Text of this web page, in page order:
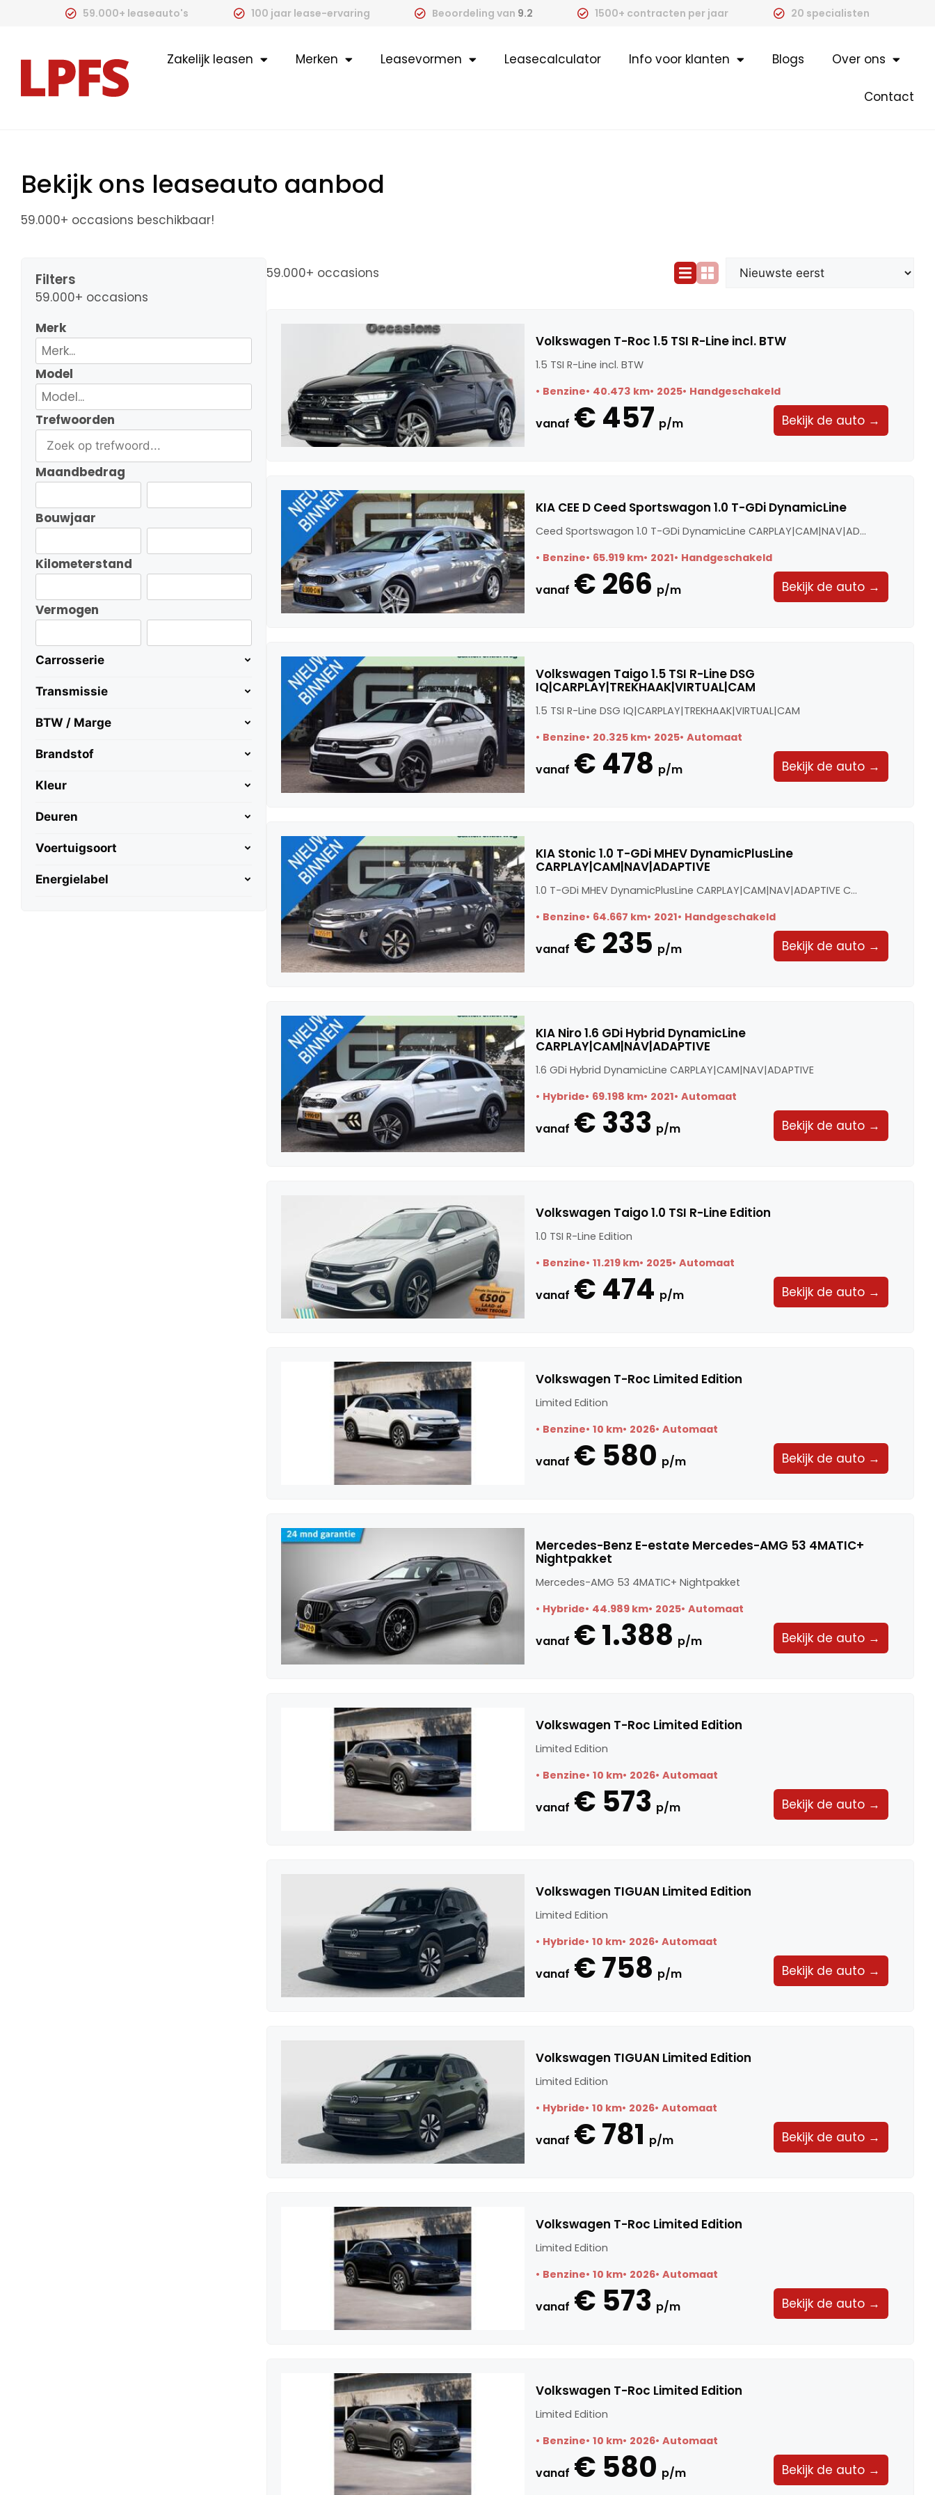
59.000+ leaseauto's 100 jaar lease-ervaring Beoordeling van 9.2 1500+ contracten per jaar 20 specialisten
Zakelijk leasen Merken Leasevormen Leasecalculator Info voor klanten Blogs Over ons
Contact
Bekijk ons leaseauto aanbod
59.000+ occasions beschikbaar!
Filters
59.000+ occasions
Merk
Model
Trefwoorden
Maandbedrag
Bouwjaar
Kilometerstand
Vermogen
Carrosserie
Transmissie
BTW / Marge
Brandstof
Kleur
Deuren
Voertuigsoort
Energielabel
59.000+ occasions
Volkswagen T-Roc 1.5 TSI R-Line incl. BTW
1.5 TSI R-Line incl. BTW
Benzine 40.473 km 2025 Handgeschakeld
vanaf € 457 p/m Bekijk de auto →
KIA CEE D Ceed Sportswagon 1.0 T-GDi DynamicLine
Ceed Sportswagon 1.0 T-GDi DynamicLine CARPLAY|CAM|NAV|AD...
Benzine 65.919 km 2021 Handgeschakeld
vanaf € 266 p/m Bekijk de auto →
Volkswagen Taigo 1.5 TSI R-Line DSG
IQ|CARPLAY|TREKHAAK|VIRTUAL|CAM
1.5 TSI R-Line DSG IQ|CARPLAY|TREKHAAK|VIRTUAL|CAM
Benzine 20.325 km 2025 Automaat
vanaf € 478 p/m Bekijk de auto →
KIA Stonic 1.0 T-GDi MHEV DynamicPlusLine
CARPLAY|CAM|NAV|ADAPTIVE
1.0 T-GDi MHEV DynamicPlusLine CARPLAY|CAM|NAV|ADAPTIVE C...
Benzine 64.667 km 2021 Handgeschakeld
vanaf € 235 p/m Bekijk de auto →
KIA Niro 1.6 GDi Hybrid DynamicLine
CARPLAY|CAM|NAV|ADAPTIVE
1.6 GDi Hybrid DynamicLine CARPLAY|CAM|NAV|ADAPTIVE
Hybride 69.198 km 2021 Automaat
vanaf € 333 p/m Bekijk de auto →
Volkswagen Taigo 1.0 TSI R-Line Edition
1.0 TSI R-Line Edition
Benzine 11.219 km 2025 Automaat
vanaf € 474 p/m Bekijk de auto →
Volkswagen T-Roc Limited Edition
Limited Edition
Benzine 10 km 2026 Automaat
vanaf € 580 p/m Bekijk de auto →
Mercedes-Benz E-estate Mercedes-AMG 53 4MATIC+
Nightpakket
Mercedes-AMG 53 4MATIC+ Nightpakket
Hybride 44.989 km 2025 Automaat
vanaf € 1.388 p/m Bekijk de auto →
Volkswagen T-Roc Limited Edition
Limited Edition
Benzine 10 km 2026 Automaat
vanaf € 573 p/m Bekijk de auto →
Volkswagen TIGUAN Limited Edition
Limited Edition
Hybride 10 km 2026 Automaat
vanaf € 758 p/m Bekijk de auto →
Volkswagen TIGUAN Limited Edition
Limited Edition
Hybride 10 km 2026 Automaat
vanaf € 781 p/m Bekijk de auto →
Volkswagen T-Roc Limited Edition
Limited Edition
Benzine 10 km 2026 Automaat
vanaf € 573 p/m Bekijk de auto →
Volkswagen T-Roc Limited Edition
Limited Edition
Benzine 10 km 2026 Automaat
vanaf € 580 p/m Bekijk de auto →